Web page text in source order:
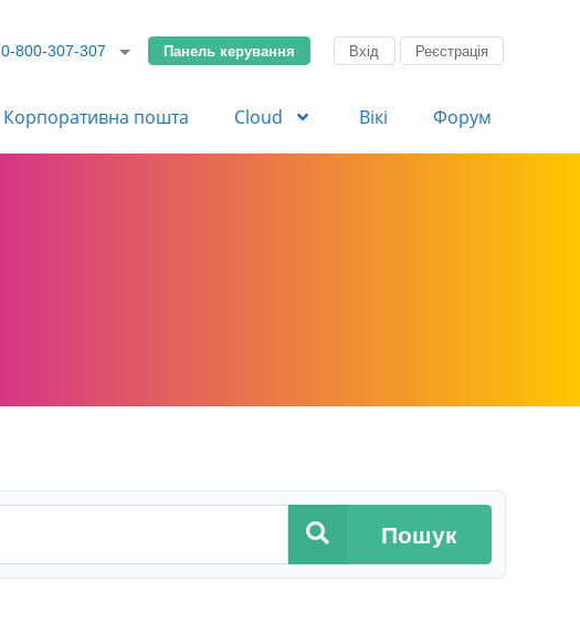
0-800-307-307 Панель керування Вхід Реєстрація
Корпоративна пошта Cloud Вікі Форум
Пошук